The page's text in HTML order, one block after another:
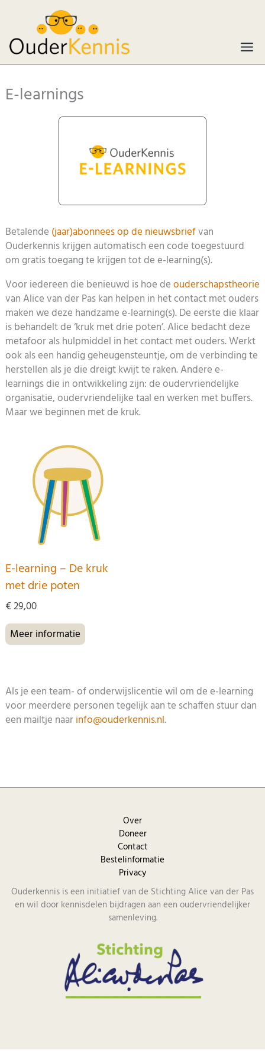
inhoud
E-learnings
Betalende (jaar)abonnees op de nieuwsbriefvan
Ouderkennis krijgen automatisch een code toegestuurd
om gratis toegang te krijgen tot de e-learning(s).
Voor iedereen die benieuwd is hoe deouderschapstheorie
van Alice van der Pas kan helpen in het contact met ouders
maken we deze handzame e-learning(s). De eerste die klaar
is behandelt de ‘kruk met drie poten’. Alice bedacht deze
metafoor als hulpmiddel in het contact met ouders. Werkt
ook als een handig geheugensteuntje, om de verbinding te
herstellen als je die dreigt kwijt te raken. Andere e-
learnings die in ontwikkeling zijn: de oudervriendelijke
organisatie, oudervriendelijke taal en werken met buffers.
Maar we beginnen met de kruk.
E-learning – De kruk
met drie poten
€29,00
Meer informatie
Als je een team- of onderwijslicentie wil om de e-learning
voor meerdere personen tegelijk aan te schaffen stuur dan
een mailtje naarinfo@ouderkennis.nl.
Over
Doneer
Contact
Bestelinformatie
Privacy
Ouderkennis is een initiatief van de Stichting Alice van der Pas
en wil door kennisdelen bijdragen aan een oudervriendelijker
samenleving.